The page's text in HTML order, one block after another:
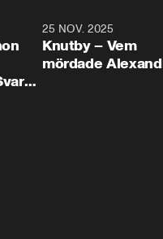
25 NOV. 2025
Knutby – Vem
mördade